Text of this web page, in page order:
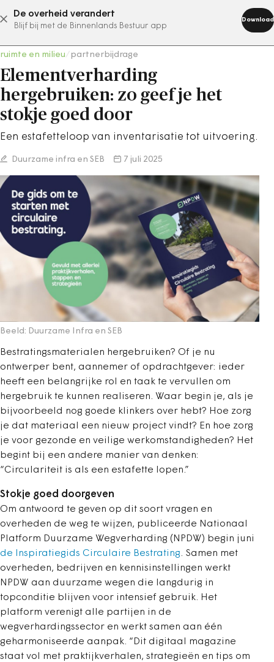
De overheid verandert
Blijf bij met de Binnenlands Bestuur app
Download
abonneer nu
ruimte en milieu partnerbijdrage
Elementverharding
hergebruiken: zo geef je het
stokje goed door
Een estafetteloop van inventarisatie tot uitvoering.
Duurzame infra en SEB 7 juli 2025
Beeld: Duurzame Infra en SEB
Bestratingsmaterialen hergebruiken? Of je nu
ontwerper bent, aannemer of opdrachtgever: ieder
heeft een belangrijke rol en taak te vervullen om
hergebruik te kunnen realiseren. Waar begin je, als je
bijvoorbeeld nog goede klinkers over hebt? Hoe zorg
je dat materiaal een nieuw project vindt? En hoe zorg
je voor gezonde en veilige werkomstandigheden? Het
begint bij een andere manier van denken:
“Circulariteit is als een estafette lopen.”
Stokje goed doorgeven
Om antwoord te geven op dit soort vragen en
overheden de weg te wijzen, publiceerde Nationaal
Platform Duurzame Wegverharding (NPDW) begin juni
de Inspiratiegids Circulaire Bestrating. Samen met
overheden, bedrijven en kennisinstellingen werkt
NPDW aan duurzame wegen die langdurig in
topconditie blijven voor intensief gebruik. Het
platform verenigt alle partijen in de
wegverhardingssector en werkt samen aan één
geharmoniseerde aanpak. “Dit digitaal magazine
staat vol met praktijkverhalen, strategieën en tips om